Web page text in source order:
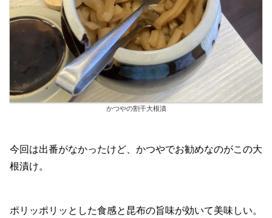
かつやの割干大根漬
今回は出番がなかったけど、かつやでお勧めなのがこの大
根漬け。
ポリッポリッとした食感と昆布の旨味が効いて美味しい。